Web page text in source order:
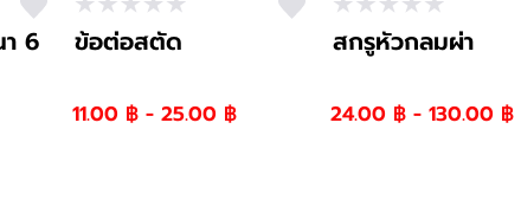
6
ข้อต่อสตัด
11.00 ฿ - 25.00 ฿
สกรูหัวกลมผ่า
24.00 ฿ - 130.00 ฿